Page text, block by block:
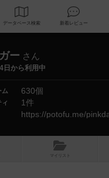
データベース 検索 新着レ
ー さん
日から利用中
ム 630個
1件
https://potofu.me/
マイリスト